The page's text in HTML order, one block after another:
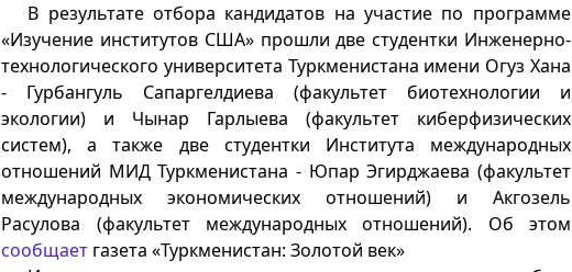
В результате отбора кандидатов на участие по программе
«Изучение институтов США» прошли две студентки Инженерно-
технологического университета Туркменистана имени Огуз Хана
- Гурбангуль Сапаргелдиева (факультет биотехнологии и
экологии) и Чынар Гарлыева (факультет киберфизических
систем), а также две студентки Института международных
отношений МИД Туркменистана - Юпар Эгирджаева (факультет
международных экономических отношений) и Акгозель
Расулова (факультет международных отношений). Об этом
сообщает газета «Туркменистан: Золотой век»